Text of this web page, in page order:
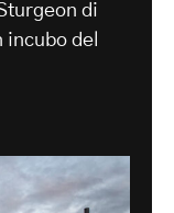
di
del